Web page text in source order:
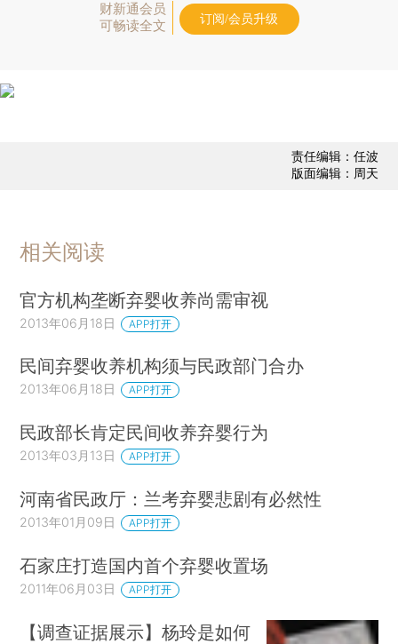
财新通会员
可畅读全文
订阅/会员升级
责任编辑：任波
版面编辑：周天
相关阅读
官方机构垄断弃婴收养尚需审视
2013年06月18日 APP打开
民间弃婴收养机构须与民政部门合办
2013年06月18日 APP打开
民政部长肯定民间收养弃婴行为
2013年03月13日 APP打开
河南省民政厅：兰考弃婴悲剧有必然性
2013年01月09日 APP打开
石家庄打造国内首个弃婴收置场
2011年06月03日 APP打开
【调查证据展示】杨玲是如何